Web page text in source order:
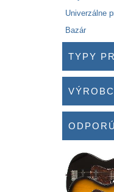
Univerzálne
Bazár
TYPY